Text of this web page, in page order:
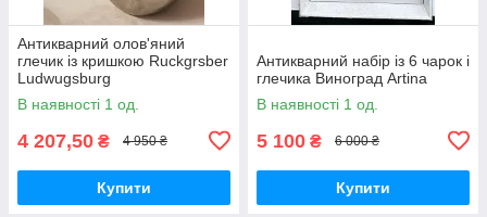
Антикварний олов'яний
глечик із кришкою Ruckgrsber
Ludwugsburg
В наявності 1 од.
4 207,50 ₴ 4 950 ₴
Купити
Антикварний набір із 6 чарок і
глечика Виноград Artina
В наявності 1 од.
5 100 ₴ 6 000 ₴
Купити